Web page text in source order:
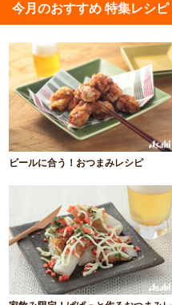
今月のおすすめ 特集レシピ
ビールに合う！おつまみレシピ